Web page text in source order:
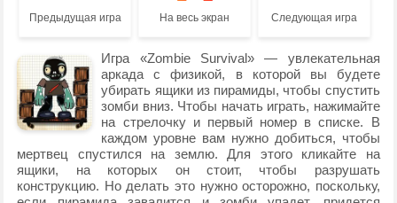
Предыдущая игра На весь экран Следующая игра
Игра «Zombie Survival» — увлекательная
аркада с физикой, в которой вы будете
убирать ящики из пирамиды, чтобы спустить
зомби вниз. Чтобы начать играть, нажимайте
на стрелочку и первый номер в списке. В
каждом уровне вам нужно добиться, чтобы
мертвец спустился на землю. Для этого кликайте на
ящики, на которых он стоит, чтобы разрушать
конструкцию. Но делать это нужно осторожно, поскольку,